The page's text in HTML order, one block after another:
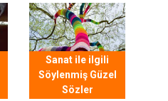
Sanat ile ilgili
Söylenmiş Güzel
Sözler